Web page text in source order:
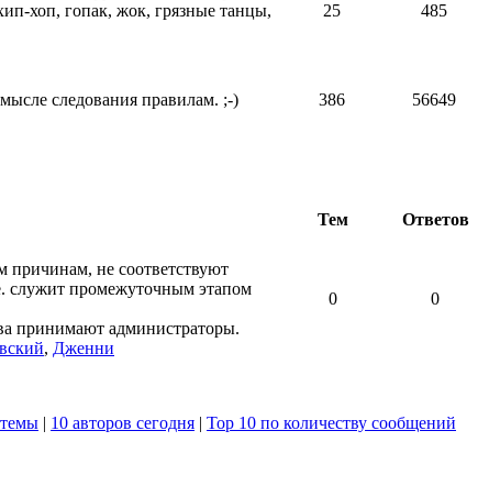
хоп, гопак, жок, грязные танцы,
25 485
следования правилам. ;-)
386 56649
Тем Ответов
не соответствуют
служит промежуточным этапом
принимают администраторы.
, Дженни
0 0
| 10 авторов сегодня | Top 10 по количеству сообщений